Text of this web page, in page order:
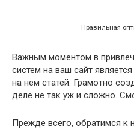
Правильная
Важным моментом в
систем на ваш сайт
на нем статей. Грамотно
деле не так уж и сложно.
Прежде всего, обратимся к